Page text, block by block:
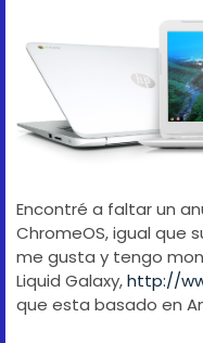
Encontré a faltar un
ChromeOS, igual que
me gusta y tengo
Liquid Galaxy,http://
que esta basado en